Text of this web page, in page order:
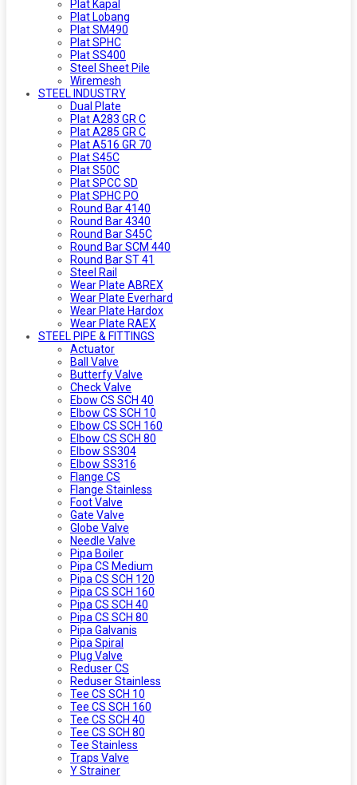
Plat Kapal
Plat Lobang
Plat SM490
Plat SPHC
Plat SS400
Steel Sheet Pile
Wiremesh
STEEL INDUSTRY
Dual Plate
Plat A283 GR C
Plat A285 GR C
Plat A516 GR 70
Plat S45C
Plat S50C
Plat SPCC SD
Plat SPHC PO
Round Bar 4140
Round Bar 4340
Round Bar S45C
Round Bar SCM 440
Round Bar ST 41
Steel Rail
Wear Plate ABREX
Wear Plate Everhard
Wear Plate Hardox
Wear Plate RAEX
STEEL PIPE & FITTINGS
Actuator
Ball Valve
Butterfy Valve
Check Valve
Ebow CS SCH 40
Elbow CS SCH 10
Elbow CS SCH 160
Elbow CS SCH 80
Elbow SS304
Elbow SS316
Flange CS
Flange Stainless
Foot Valve
Gate Valve
Globe Valve
Needle Valve
Pipa Boiler
Pipa CS Medium
Pipa CS SCH 120
Pipa CS SCH 160
Pipa CS SCH 40
Pipa CS SCH 80
Pipa Galvanis
Pipa Spiral
Plug Valve
Reduser CS
Reduser Stainless
Tee CS SCH 10
Tee CS SCH 160
Tee CS SCH 40
Tee CS SCH 80
Tee Stainless
Traps Valve
Y Strainer